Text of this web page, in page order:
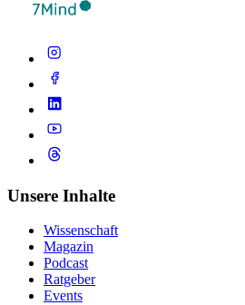
Unsere Inhalte
Wissenschaft
Magazin
Podcast
Ratgeber
Events